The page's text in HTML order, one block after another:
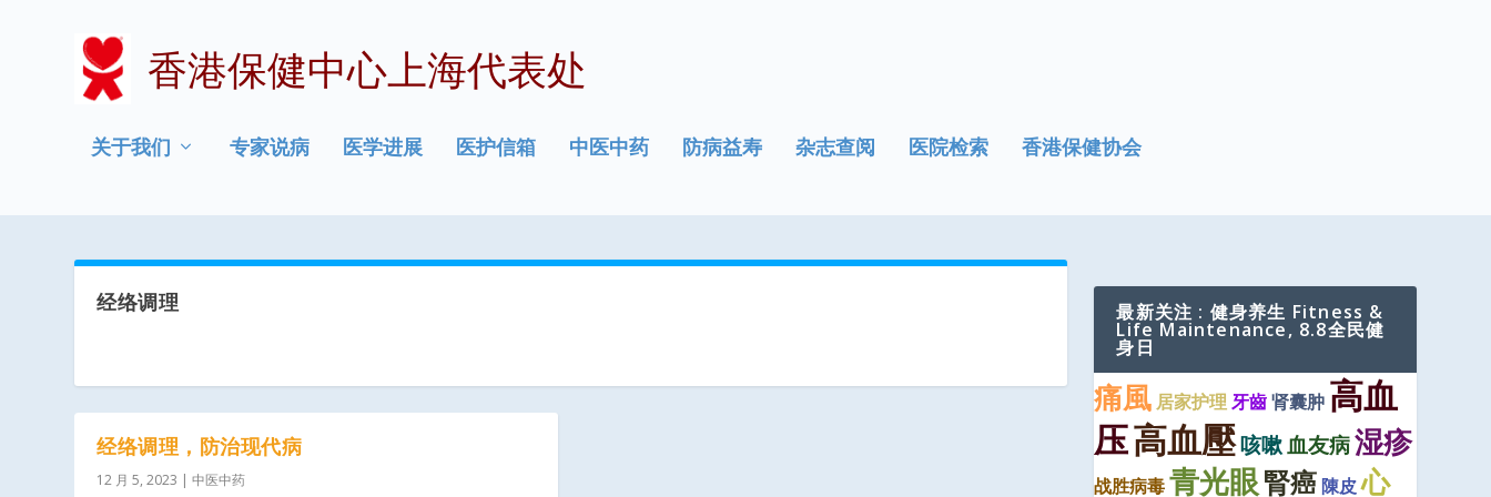
香港保健中心上海代表处
关于我们 专家说病 医学进展 医护信箱 中医中药 防病益寿 杂志查阅 医院检索 香港保健协会
经络调理
经络调理，防治现代病
12 月 5, 2023 |中医中药
最新关注 : 健身养生 Fitness &
Life Maintenance, 8.8全民健
身日
痛風 居家护理 牙齒肾囊肿 高血
压高血壓咳嗽血友病湿疹
战胜病毒青光眼腎癌陳皮心